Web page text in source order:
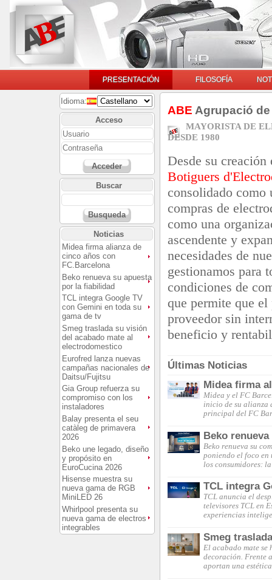
PRESENTACIÓN FILOSOFÍA
Idioma:
Acceso
Acceder
Buscar
Busqueda
Noticias
Midea firma alianza de
cinco años con
FC.Barcelona
Beko renueva su apuesta
por la fiabilidad
TCL integra Google TV
con Gemini en toda su
gama de tv
Smeg traslada su visión
del acabado mate al
electrodomestico
Eurofred lanza nuevas
campañas nacionales de
Daitsu/Fujitsu
Gia Group refuerza su
compromiso con los
instaladores
Balay presenta el seu
catàleg de primavera
2026
Beko une legado, diseño
y propósito en
EuroCucina 2026
Hisense muestra su
nueva gama de RGB
MiniLED 26
Whirlpool presenta su
nueva gama de electros
integrables
ABE Agrupació
MAYORISTA DE
DESDE 1980
Desde su
Botiguers
consolidado como
compras de
como una
ascendente y
necesidades de
gestionamos para
condiciones de
que permite que
proveedor sin
beneficio y
Últimas Noticias
Midea firma
Midea y el FC
inicio de su alianza
principal del FC
Beko
Beko renueva su
poniendo el foco en
los consumidores:
TCL integra
TCL anuncia el
televisores TCL en
experiencias
Smeg
El acabado mate se
decoración. Frente
aportan una